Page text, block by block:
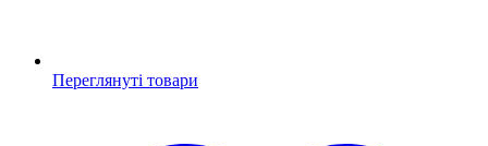
Переглянуті товари